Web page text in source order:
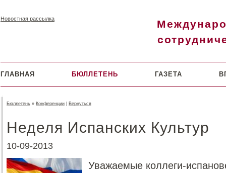
Новостная рассылка
ГЛАВНАЯ БЮЛЛЕТЕНЬ ГАЗЕТА
Бюллетень » Конференции Вернуться
Неделя Испанских Культур
10-09-2013
Уважаемые коллеги-